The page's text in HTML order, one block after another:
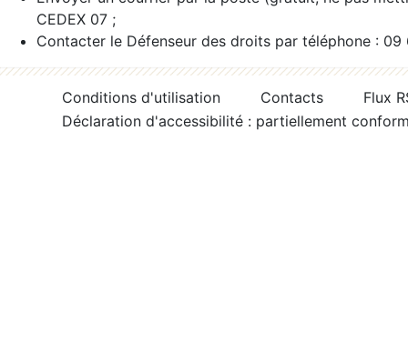
CEDEX 07 ;
Contacter le Défenseur des droits par téléphone :
Conditions d'utilisation Contacts
Flux
Déclaration d'accessibilité : partiellement